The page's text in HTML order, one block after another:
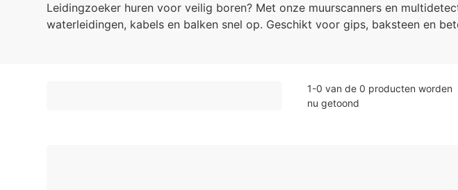
Leidingzoeker huren voor veilig boren? Met onze muurscanners en
waterleidingen, kabels en balken snel op. Geschikt voor gips, baksteen en
1-0 van de0 producten worden
nu getoond